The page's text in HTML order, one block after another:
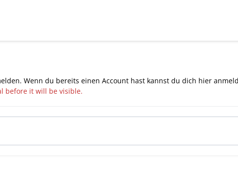
Wenn du bereits einen Account hast kannst du dich hier
before it will be visible.